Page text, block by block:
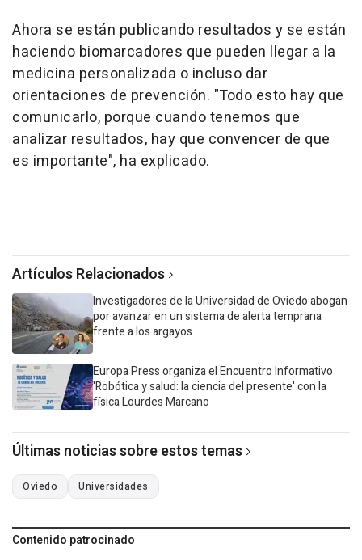
Ahora se están publicando resultados y se están
haciendo biomarcadores que pueden llegar a la
medicina personalizada o incluso dar
orientaciones de prevención. "Todo esto hay que
comunicarlo, porque cuando tenemos que
analizar resultados, hay que convencer de que
es importante", ha explicado.
Artículos Relacionados
Investigadores de la Universidad de Oviedo abogan
por avanzar en un sistema de alerta temprana
frente a los argayos
Europa Press organiza el Encuentro Informativo
'Robótica y salud: la ciencia del presente' con la
física Lourdes Marcano
Últimas noticias sobre estos temas
Oviedo Universidades
Contenido patrocinado